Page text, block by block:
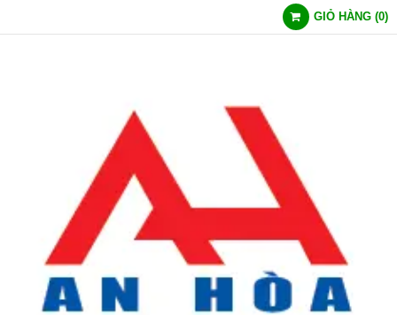
GIỎ HÀNG (0)